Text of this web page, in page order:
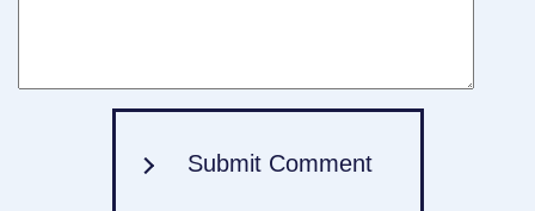
Submit Comment